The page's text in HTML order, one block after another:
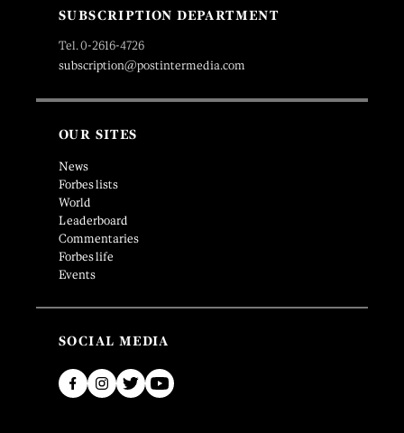
SUBSCRIPTION DEPARTMENT
Tel. 0-2616-4726
subscription@postintermedia.com
OUR SITES
News
Forbes lists
World
Leaderboard
Commentaries
Forbes life
Events
SOCIAL MEDIA